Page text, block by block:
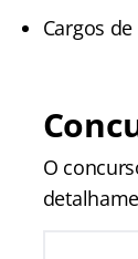
Cargos
O